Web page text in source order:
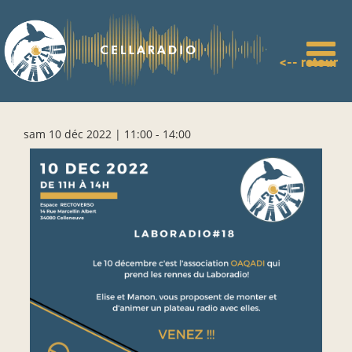
contenu
principal
<-- retour
sam 10 déc 2022 | 11:00 - 14:00